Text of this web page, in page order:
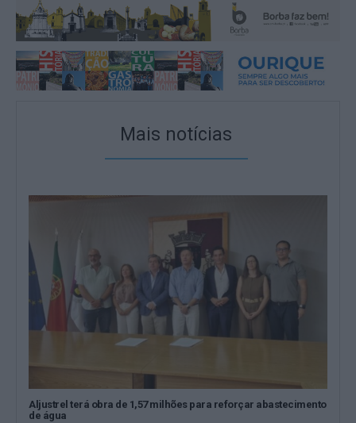
Mais notícias
Aljustrel terá obra de 1,57 milhões para reforçar abastecimento
de água